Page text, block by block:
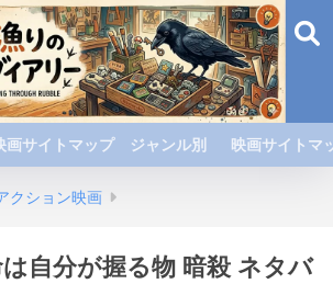
画サイトマップ ジャンル別 映画サイト
クション映画
は自分が握る物 暗殺 ネタバ